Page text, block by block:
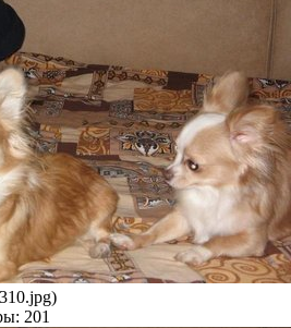
201